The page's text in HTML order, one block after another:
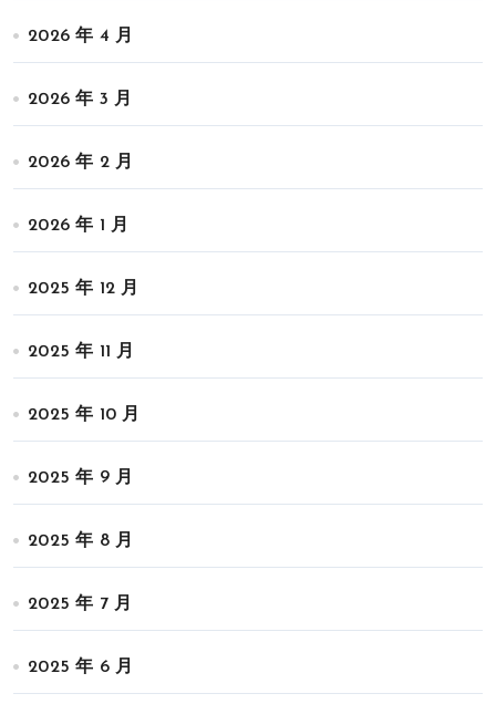
2026 年 4 月
2026 年 3 月
2026 年 2 月
2026 年 1 月
2025 年 12 月
2025 年 11 月
2025 年 10 月
2025 年 9 月
2025 年 8 月
2025 年 7 月
2025 年 6 月